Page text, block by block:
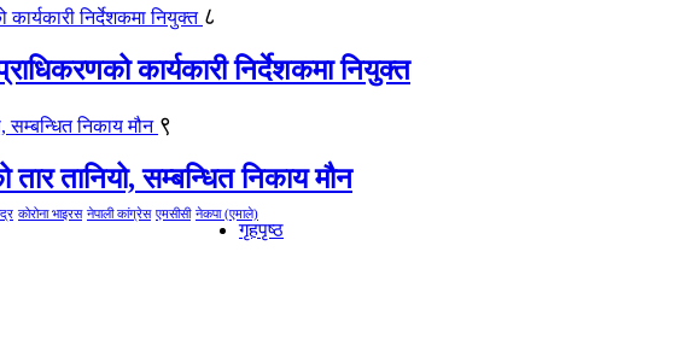
८
कार्यकारी निर्देशकमा नियुक्त
९
तानियो, सम्बन्धित निकाय मौन
कोरोना भाइरस नेपाली कांग्रेस एमसीसी नेकपा (एमाले)
गृहपृष्ठ